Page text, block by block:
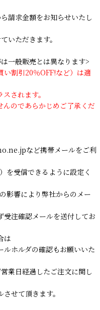
請求金額をお知らせいたし
いただきます。
一般販売とは異なります>
割引20％OFF!など）は適
されます。
のであらかじめご了承くだ
など携帯メールをご利
を受信できるように設定く
影響により弊社からのメー
注確認メールを送付してお
は
ホルダの確認もお願いいた
業日経過したご注文に関し
せて頂きます。